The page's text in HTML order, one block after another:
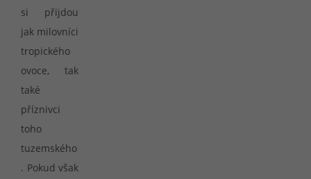
si přijdou
jak milovníci
tropického
ovoce, tak
také
příznivci
toho
tuzemského
. Pokud však